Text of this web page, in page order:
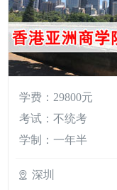
学费：29800元
考试：不统考
学制：一年半
深圳